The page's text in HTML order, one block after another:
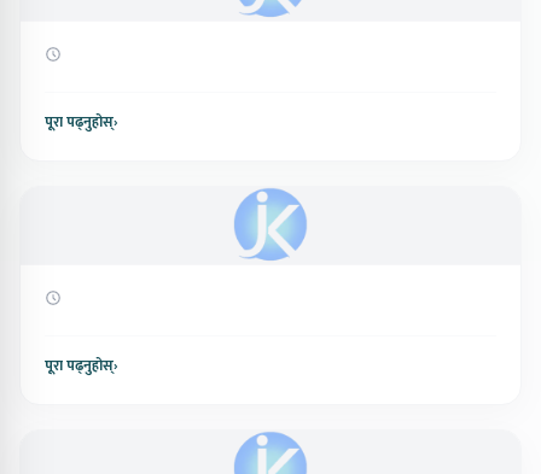
पूरा पढ्नुहोस्›
पूरा पढ्नुहोस्›